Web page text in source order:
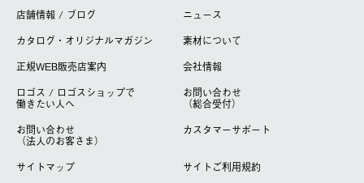
店舗情報 / ブログ
ニュース
カタログ・オリジナルマガジン
素材について
正規WEB販売店案内
会社情報
ロゴス / ロゴスショップで
働きたい人へ
お問い合わせ
（総合受付）
お問い合わせ
（法人のお客さま）
カスタマーサポート
サイトマップ
サイトご利用規約